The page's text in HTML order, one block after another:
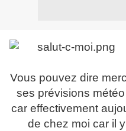
Vous pouvez dire
ses prévisions
car effectivement
de chez moi car il